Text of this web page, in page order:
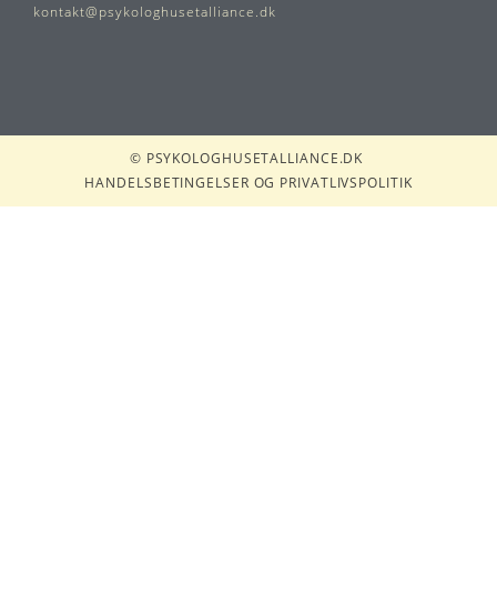
kontakt@psykologhusetalliance.dk
© PSYKOLOGHUSETALLIANCE.DK
HANDELSBETINGELSER OG PRIVATLIVSPOLITIK